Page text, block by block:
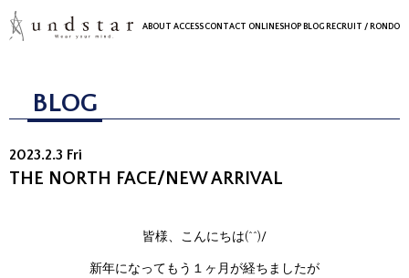
ABOUT ACCESSCONTACT ONLINESHOP BLOG RECRUIT / RONDO
BLOG
2023.2.3 Fri
THE NORTH FACE/NEW ARRIVAL
皆様、こんにちは(^^)/
新年になってもう１ヶ月が経ちましたが